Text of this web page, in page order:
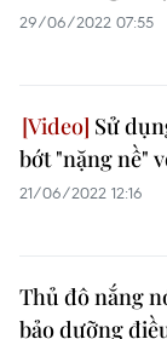
29/06/2022 07:55
Sử
bớt "nặng nề"
21/06/2022 12:16
Thủ đô nắng
bảo dưỡng